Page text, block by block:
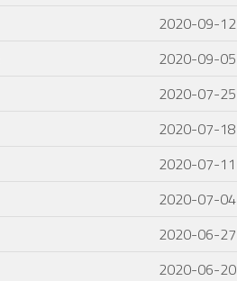
2020-09-12
2020-09-05
2020-07-25
2020-07-18
2020-07-11
2020-07-04
2020-06-27
2020-06-20